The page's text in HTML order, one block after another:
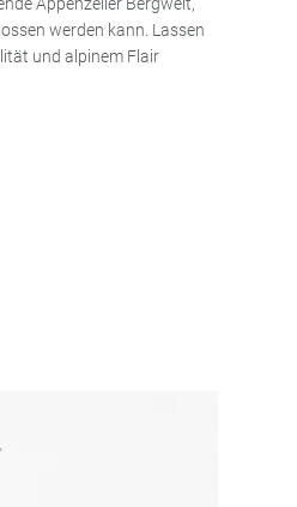
werden kann. Lassen
und alpinem Flair